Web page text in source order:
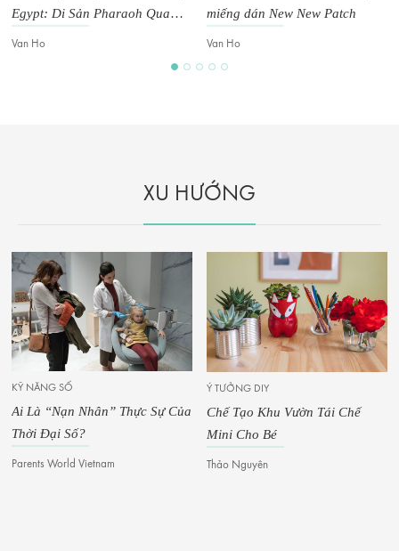
Egypt: Di Sản Pharaoh Qua
Van Ho
miếng dán New New Patch
Van Ho
XU HƯỚNG
KỸ NĂNG SỐ
Ai Là “Nạn Nhân” Thực Sự Của
Thời Đại Số?
Parents World Vietnam
Ý TƯỞNG DIY
Chế Tạo Khu Vườn Tái Chế
Mini Cho Bé
Thảo Nguyên